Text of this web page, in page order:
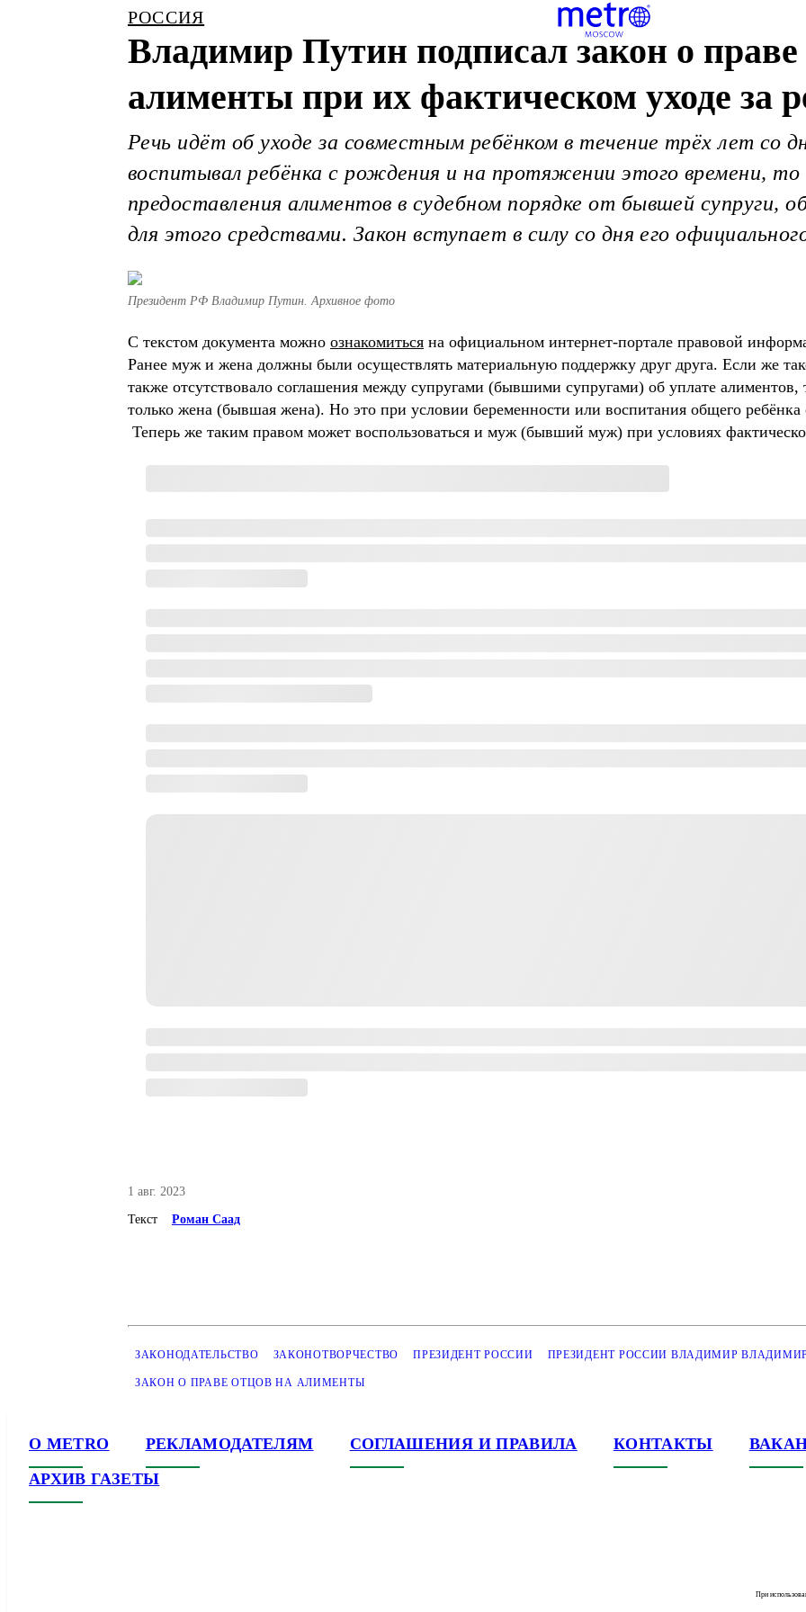
РОССИЯ
Владимир Путин подписал закон о праве
алименты при их фактическом уходе за
Речь идёт об уходе за совместным ребёнком в течение трёх лет со
воспитывал ребёнка с рождения и на протяжении этого времени,
предоставления алиментов в судебном порядке от бывшей супруги,
для этого средствами. Закон вступает в силу со дня его
Президент РФ Владимир Путин. Архивное фото
С текстом документа можно ознакомиться на официальном интернет-портале правовой
Ранее муж и жена должны были осуществлять материальную поддержку друг друга. Если же
также отсутствовало соглашения между супругами (бывшими супругами) об уплате алиментов,
только жена (бывшая жена). Но это при условии беременности или воспитания общего ребёнка
Теперь же таким правом может воспользоваться и муж (бывший муж) при условиях
1 авг. 2023
Текст Роман Саад
ЗАКОНОДАТЕЛЬСТВО ЗАКОНОТВОРЧЕСТВО ПРЕЗИДЕНТ РОССИИ ПРЕЗИДЕНТ РОССИИ ВЛАДИМИР
ЗАКОН О ПРАВЕ ОТЦОВ НА АЛИМЕНТЫ
О METRO РЕКЛАМОДАТЕЛЯМ СОГЛАШЕНИЯ И ПРАВИЛА КОНТАКТЫ
АРХИВ ГАЗЕТЫ
При